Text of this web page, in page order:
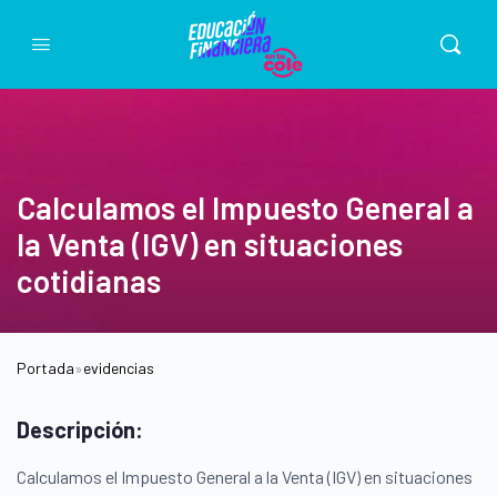
Calculamos el Impuesto General a
la Venta (IGV) en situaciones
cotidianas
Portada»evidencias
Descripción:
Calculamos el Impuesto General a la Venta (IGV) en situaciones